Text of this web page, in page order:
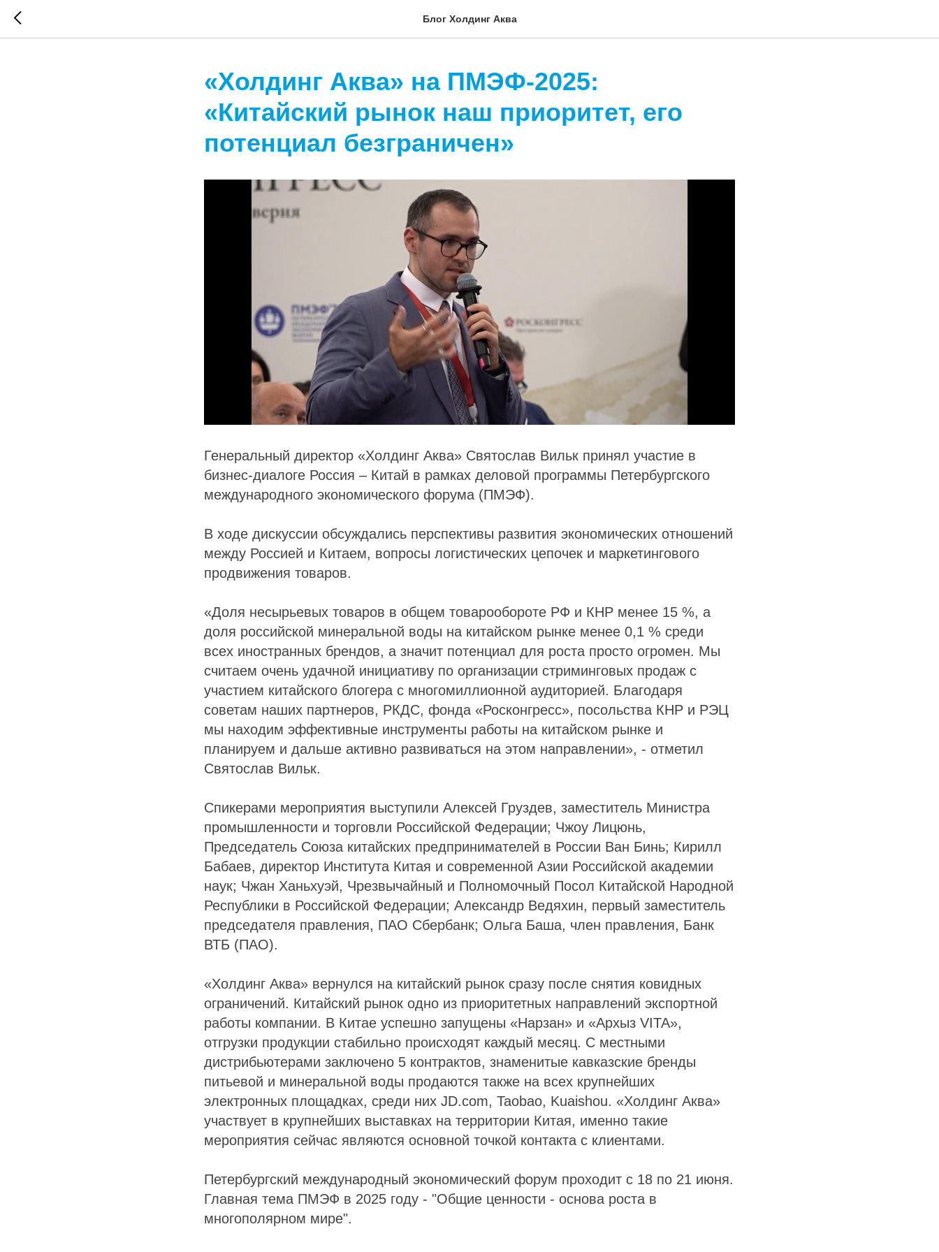
Блог Холдинг Аква
«Холдинг Аква» на ПМЭФ-2025:
«Китайский рынок наш приоритет, его
потенциал безграничен»
Генеральный директор «Холдинг Аква» Святослав Вильк принял участие в
бизнес-диалоге Россия – Китай в рамках деловой программы Петербургского
международного экономического форума (ПМЭФ).
В ходе дискуссии обсуждались перспективы развития экономических отношений
между Россией и Китаем, вопросы логистических цепочек и маркетингового
продвижения товаров.
«Доля несырьевых товаров в общем товарообороте РФ и КНР менее 15 %, а
доля российской минеральной воды на китайском рынке менее 0,1 % среди
всех иностранных брендов, а значит потенциал для роста просто огромен. Мы
считаем очень удачной инициативу по организации стриминговых продаж с
участием китайского блогера с многомиллионной аудиторией. Благодаря
советам наших партнеров, РКДС, фонда «Росконгресс», посольства КНР и РЭЦ
мы находим эффективные инструменты работы на китайском рынке и
планируем и дальше активно развиваться на этом направлении», - отметил
Святослав Вильк.
Спикерами мероприятия выступили Алексей Груздев, заместитель Министра
промышленности и торговли Российской Федерации; Чжоу Лицюнь,
Председатель Союза китайских предпринимателей в России Ван Бинь; Кирилл
Бабаев, директор Института Китая и современной Азии Российской академии
наук; Чжан Ханьхуэй, Чрезвычайный и Полномочный Посол Китайской Народной
Республики в Российской Федерации; Александр Ведяхин, первый заместитель
председателя правления, ПАО Сбербанк; Ольга Баша, член правления, Банк
ВТБ (ПАО).
«Холдинг Аква» вернулся на китайский рынок сразу после снятия ковидных
ограничений. Китайский рынок одно из приоритетных направлений экспортной
работы компании. В Китае успешно запущены «Нарзан» и «Архыз VITA»,
отгрузки продукции стабильно происходят каждый месяц. С местными
дистрибьютерами заключено 5 контрактов, знаменитые кавказские бренды
питьевой и минеральной воды продаются также на всех крупнейших
электронных площадках, среди них JD.com, Taobao, Kuaishou. «Холдинг Аква»
участвует в крупнейших выставках на территории Китая, именно такие
мероприятия сейчас являются основной точкой контакта с клиентами.
Петербургский международный экономический форум проходит с 18 по 21 июня.
Главная тема ПМЭФ в 2025 году - "Общие ценности - основа роста в
многополярном мире".